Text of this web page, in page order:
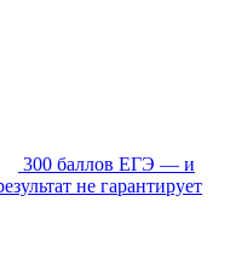
300 баллов ЕГЭ — и
не гарантирует